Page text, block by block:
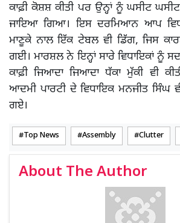
ਕਾਫ਼ੀ ਕੋਸ਼ਸ਼ ਕੀਤੀ ਪਰ ਉਨ੍ਹਾਂ ਨੂੰ ਘਸੀਟ
ਜਾਇਆ ਗਿਆ। ਇਸ ਦਰਮਿਆਨ ਆਪ
ਮਾਣੂਕੇ ਨਾਲ ਇੱਕ ਟੇਬਲ ਵੀ ਡਿੱਗ, ਜਿਸ
ਗਈ। ਮਾਰਸ਼ਲ ਨੇ ਇਨ੍ਹਾਂ ਸਾਰੇ ਵਿਧਾਇਕਾਂ ਨੂੰ
ਕਾਫ਼ੀ ਜਿਆਦਾ ਜਿਆਦਾ ਧੱਕਾ ਮੁੱਕੀ ਵੀ
ਆਦਮੀ ਪਾਰਟੀ ਦੇ ਵਿਧਾਇਕ ਮਨਜੀਤ ਸਿੰਘ
ਗਏ।
Top News Assembly Clutter
About The Author